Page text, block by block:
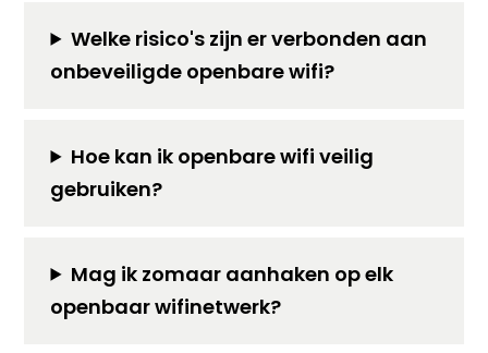
Welke risico's zijn er verbonden aan
onbeveiligde openbare wifi?
Hoe kan ik openbare wifi veilig
gebruiken?
Mag ik zomaar aanhaken op elk
openbaar wifinetwerk?